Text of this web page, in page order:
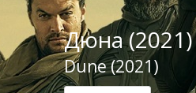
Дюна (2021)
Dune (2021)